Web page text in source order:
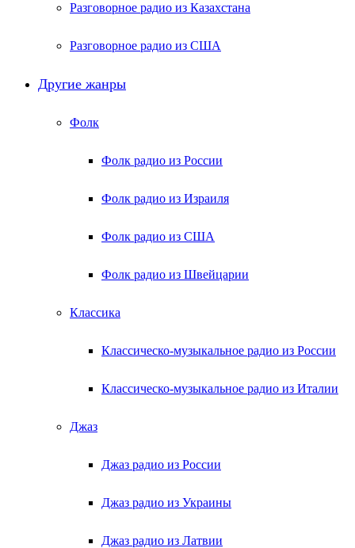
Разговорное радио из Казахстана
Разговорное радио из США
Другие жанры
Фолк
Фолк радио из России
Фолк радио из Израиля
Фолк радио из США
Фолк радио из Швейцарии
Классика
Классическо-музыкальное радио из России
Классическо-музыкальное радио из Италии
Джаз
Джаз радио из России
Джаз радио из Украины
Джаз радио из Латвии